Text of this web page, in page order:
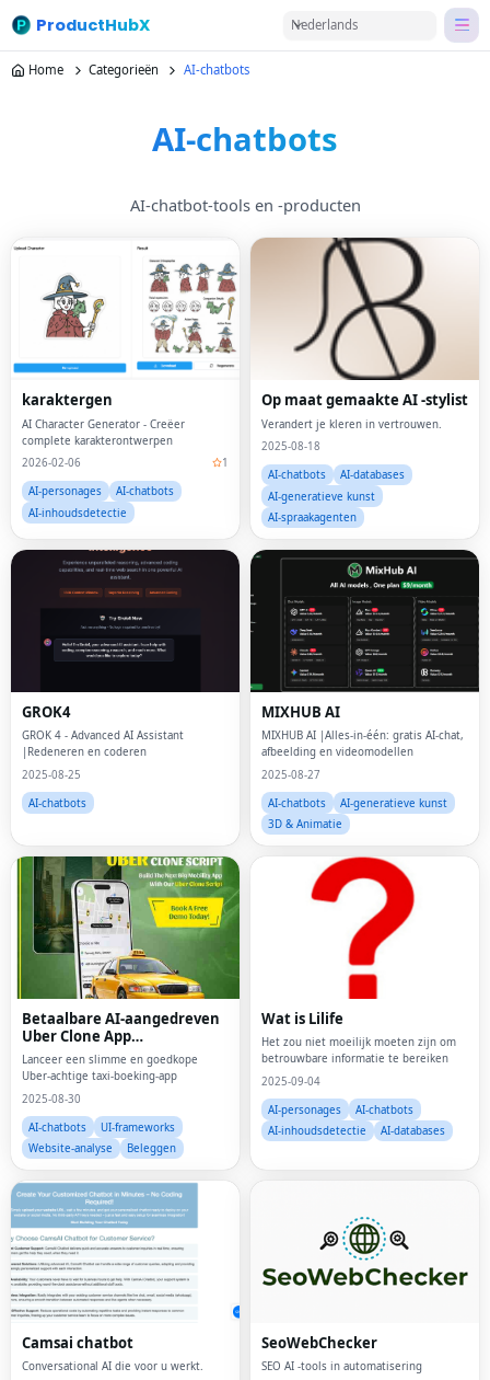
ProductHubX Nederlands
Home Categorieën AI-chatbots
AI-chatbots
AI-chatbot-tools en -producten
karaktergen
AI Character Generator - Creëer
complete karakterontwerpen
2026-02-06
1
AI-personages
AI-chatbots
AI-inhoudsdetectie
Op maat gemaakte AI -stylist
Verandert je kleren in vertrouwen.
2025-08-18
AI-chatbots
AI-databases
AI-generatieve kunst
AI-spraakagenten
GROK4
GROK 4 - Advanced AI Assistant
|Redeneren en coderen
2025-08-25
AI-chatbots
MIXHUB AI
MIXHUB AI |Alles-in-één: gratis AI-chat,
afbeelding en videomodellen
2025-08-27
AI-chatbots
AI-generatieve kunst
3D & Animatie
Betaalbare AI-aangedreven
Uber Clone App
Development Guide
Lanceer een slimme en goedkope
Uber-achtige taxi-boeking-app
2025-08-30
AI-chatbots
UI-frameworks
Website-analyse
Beleggen
Wat is Lilife
Het zou niet moeilijk moeten zijn om
betrouwbare informatie te bereiken
2025-09-04
AI-personages
AI-chatbots
AI-inhoudsdetectie
AI-databases
Camsai chatbot
Conversational AI die voor u werkt.
SeoWebChecker
SEO AI -tools in automatisering